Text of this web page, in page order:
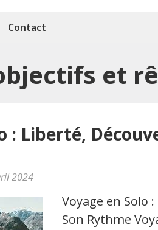
Contact
et
: Liberté,
2024
Voyage en Solo
Son Rythme